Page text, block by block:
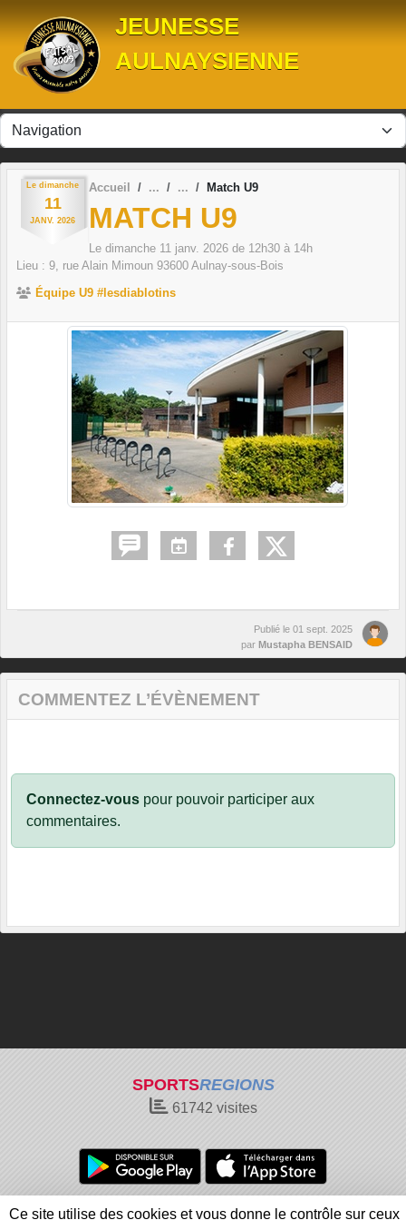
JEUNESSE
AULNAYSIENNE
Le dimanche
11
JANV. 2026
Accueil Match U9
MATCH U9
Le dimanche 11 janv. 2026 de 12h30 à 14h
Lieu : 9, rue Alain Mimoun 93600 Aulnay-sous-Bois
Équipe U9 #lesdiablotins
Publié le 01 sept. 2025
par Mustapha BENSAID
COMMENTEZ L’ÉVÈNEMENT
Connectez-vous pour pouvoir participer aux
commentaires.
SPORTSREGIONS
61742 visites
Charte cookies Gestion des cookies
Ce site utilise des cookies et vous donne le contrôle sur ceux